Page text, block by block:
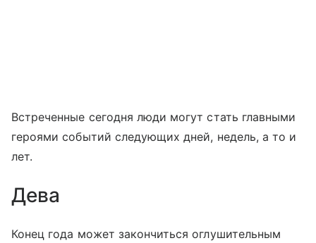
Встреченные сегодня люди могут стать главными
героями событий следующих дней, недель, а то и
лет.
Дева
Конец года может закончиться оглушительным